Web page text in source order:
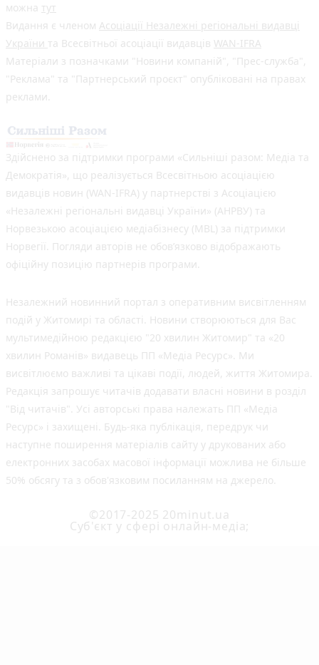
можна тут
Видання є членом Асоціації Незалежні регіональні видавці
України та Всесвітньої асоціації видавців WAN-IFRA
Матеріали з позначками "Новини компаній", "Прес-служба",
"Реклама" та "Партнерський проєкт" опубліковані на правах
реклами.
Здійснено за підтримки програми «Сильніші разом: Медіа та
Демократія», що реалізується Всесвітньою асоціацією
видавців новин (WAN-IFRA) у партнерстві з Асоціацією
«Незалежні регіональні видавці України» (АНРВУ) та
Норвезькою асоціацією медіабізнесу (MBL) за підтримки
Норвегії. Погляди авторів не обов’язково відображають
офіційну позицію партнерів програми.
Незалежний новинний портал з оперативним висвітленням
подій у Житомирі та області. Новини створюються для Вас
мультимедійною редакцією "20 хвилин Житомир" та «20
хвилин Романів» видавець ПП «Медіа Ресурс». Ми
висвітлюємо важливі та цікаві події, людей, життя Житомира.
Редакція запрошує читачів додавати власні новини в розділ
"Від читачів". Усі авторські права належать ПП «Медіа
Ресурс» і захищені. Будь-яка публiкацiя, передрук чи
наступне поширення матеріалів сайту у друкованих або
електронних засобах масової інформації можлива не більше
50% обсягу та з обов'язковим посиланням на джерело.
©2017-2025 20minut.ua
Cуб'єкт у сфері онлайн-медіа;